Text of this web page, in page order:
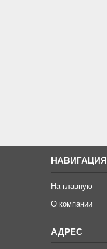
НАВИГАЦИЯ
На главную
О компании